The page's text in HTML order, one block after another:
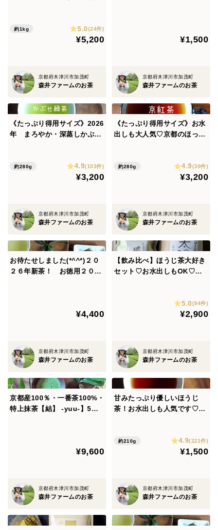
の煎茶です。ほんの少ししか収穫できない貴重な１芯２
葉を使用しております。
農薬・化学肥料・除草剤・畜産堆肥不使用ですので、農
薬等の不安なく、楽しんで頂けます。
＜産地の特徴＞
京都宇治茶の生産地で、多くのお茶が栽培されていま
寒暖差の激しい気候が、旨みのあるお茶をつくる要因と
やぶきた
0%・一番茶100%・すべて農
薬・化学肥料・除草剤・畜産
約1kg 5.0(24件)
¥5,200
京都府木津川市加茂町
森井ファームのお茶
仕価格！2026.5月収獲分！
¥1,500
京都府木津川市加茂町
森井ファームのお茶
《たっぷり得用サイズ》2026
年 まろやか・深蒸しかぶせ
サイズ ）280g ひと手間
かけたまろやか緑茶（農薬・
約280g 4.9(103件)
¥3,200
京都府木津川市加茂町
森井ファームのお茶
《たっぷり得用サイズ》お水
出しも大人気♡京都のほっこ
化学肥料・除草剤不使用）
約280g 4.9(39件)
¥3,200
京都府木津川市加茂町
森井ファームのお茶
お待たせしました(*^^*)２０
２６年新茶！ お徳用２００
格！(農薬・化学肥料・除草剤
¥4,400
京都府木津川市加茂町
森井ファームのお茶
【飲み比べ】ほうじ茶大好き
セット♡お水出しもOK♡浅
得なセット！（農薬・化学肥
料・除草剤不使用）（ティー
5.0(94件)
¥2,900
京都府木津川市加茂町
森井ファームのお茶
京都産100％・一番茶100%・
特上抹茶【結】 -yuu-】5袋
料・除草剤・畜産堆肥すべて
¥9,600
京都府木津川市加茂町
森井ファームのお茶
甘みたっぷり優しいほうじ
茶！お水出しも人気です♡深
気です♡京都産100%・一番
茶100%（農薬・化学肥料・
約210g 4.9(221件)
¥1,500
京都府木津川市加茂町
森井ファームのお茶